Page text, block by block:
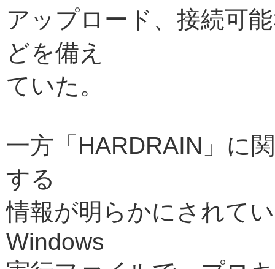
アップロード、接続可
どを備え
ていた。
一方「HARDRAIN」に
する
情報が明らかにされて
Windows